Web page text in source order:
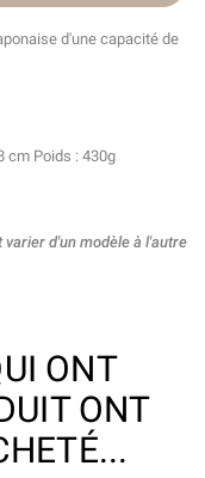
d'une capacité de
cm Poids : 430g
d'un modèle à l'autre
ONT
ONT